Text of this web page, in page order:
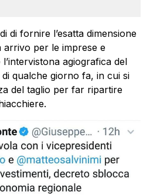
di fornire l’esatta dimensione
arrivo per le imprese e
agiografica del
qualche giorno fa, in cui si
del taglio per far ripartire